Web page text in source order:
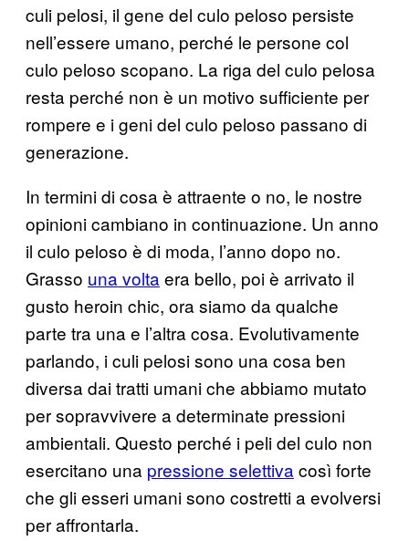
culi pelosi, il gene del culo peloso persiste
nell’essere umano, perché le persone col
culo peloso scopano. La riga del culo pelosa
resta perché non è un motivo sufficiente per
rompere e i geni del culo peloso passano di
generazione.
In termini di cosa è attraente o no, le nostre
opinioni cambiano in continuazione. Un anno
il culo peloso è di moda, l’anno dopo no.
Grasso una volta era bello, poi è arrivato il
gusto heroin chic, ora siamo da qualche
parte tra una e l’altra cosa. Evolutivamente
parlando, i culi pelosi sono una cosa ben
diversa dai tratti umani che abbiamo mutato
per sopravvivere a determinate pressioni
ambientali. Questo perché i peli del culo non
esercitano una pressione selettiva così forte
che gli esseri umani sono costretti a evolversi
per affrontarla.